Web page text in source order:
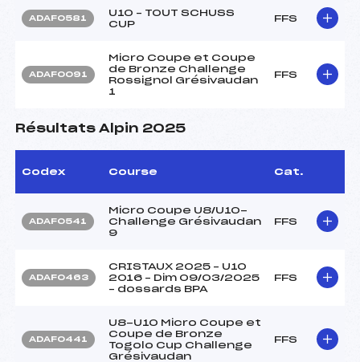
ADAF0581
U10 – TOUT SCHUSS
CUP
FFS
ADAF0091
Micro Coupe et Coupe
de Bronze Challenge
Rossignol Grésivaudan
1
FFS
Résultats Alpin 2025
Codex Course Cat.
ADAF0541
Micro Coupe U8/U10-
Challenge Grésivaudan
9
FFS
ADAF0463
CRISTAUX 2025 – U10
2016 – Dim 09/03/2025
– dossards BPA
FFS
ADAF0441
U8-U10 Micro Coupe et
Coupe de Bronze
Togolo Cup Challenge
Grésivaudan
FFS